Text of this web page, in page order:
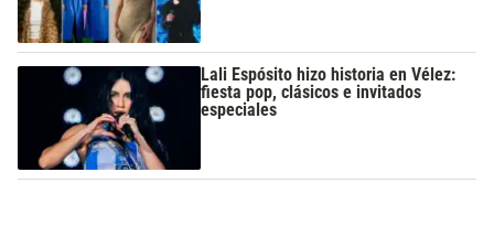
Lali Espósito hizo historia en Vélez:
fiesta pop, clásicos e invitados
especiales